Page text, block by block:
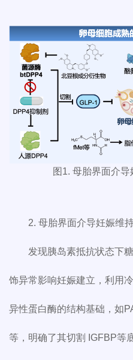
图1. 母胎界面介
2. 母胎界面介导妊娠维
发现胰岛素抵抗状态下
饰异常影响妊娠建立，利用
异性蛋白酶的结构基础，如
等，明确了其切割 IGFBP等